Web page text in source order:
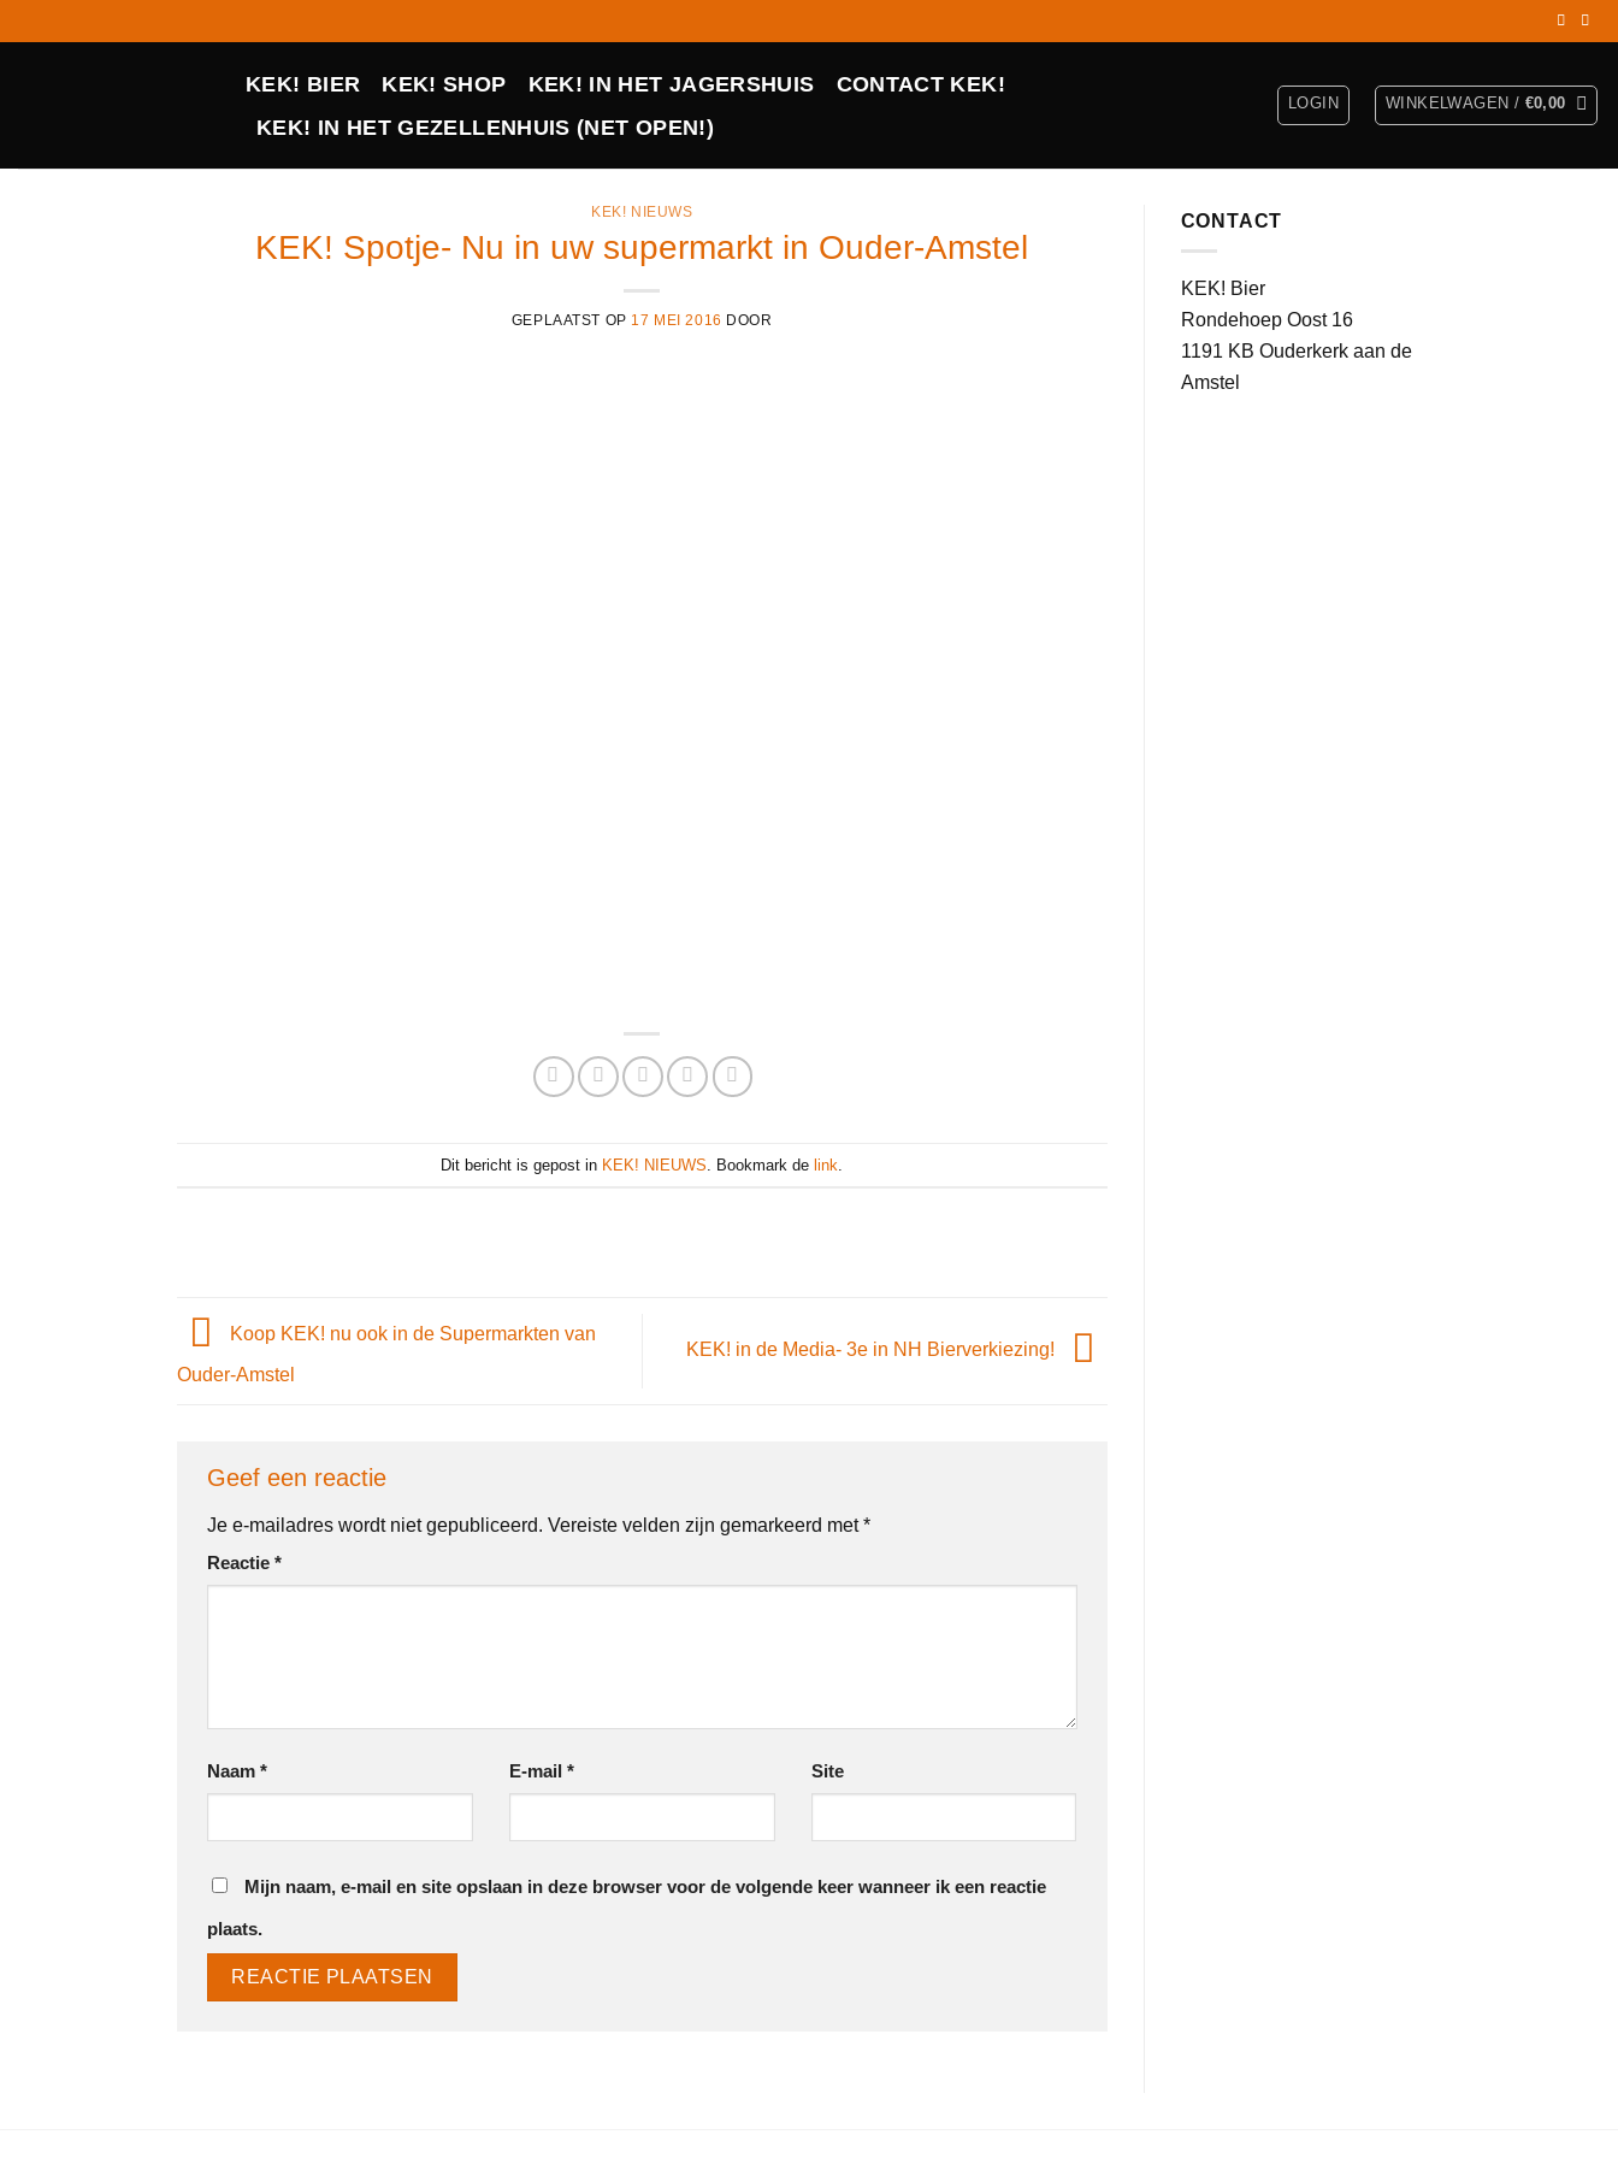
naar
KEK! BIER KEK! SHOP KEK! IN HET JAGERSHUIS
CONTACT KEK!
KEK! IN HET GEZELLENHUIS (NET OPEN!)
LOGIN WINKELWAGEN / €0,00
KEK! NIEUWS
KEK! Spotje- Nu in uw supermarkt in Ouder-Amstel
GEPLAATST OP 17 MEI 2016 DOOR
Dit bericht is gepost in KEK! NIEUWS . Bookmark delink
Koop KEK! nu ook in de Supermarkten van
Ouder-Amstel
KEK! in de Media- 3e in NH Bierverkiezing!
Geef een reactie
Je e-mailadres wordt niet gepubliceerd. Vereiste velden zijn gemarkeerd met*
Reactie *
Naam * E-mail * Site
Mijn naam, e-mail en site opslaan in deze browser voor de volgende keer wanneer ik een reactie
plaats.
CONTACT
KEK! Bier
Rondehoep Oost 16
1191 KB Ouderkerk aan de
Amstel